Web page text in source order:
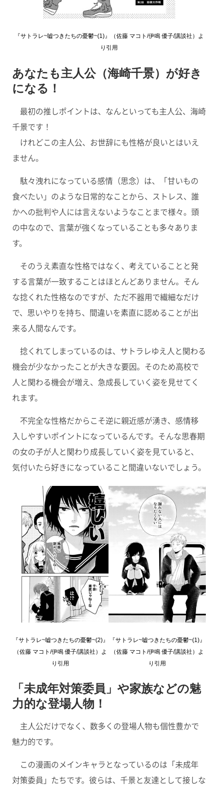
『サトラレ~嘘つきたちの憂鬱~(1)』（佐藤 マコト/伊鳴 優子/講談社）よ
り引用
あなたも主人公（海崎千景）が好き
になる！
最初の推しポイントは、なんといっても主人公、海崎
千景です！
けれどこの主人公、お世辞にも性格が良いとはいえ
ません。
駄々洩れになっている感情（思念）は、「甘いもの
食べたい」のような日常的なことから、ストレス、誰
かへの批判や人には言えないようなことまで様々。頭
の中なので、言葉が強くなっていることも多々ありま
す。
そのうえ素直な性格ではなく、考えていることと発
する言葉が一致することはほとんどありません。そん
な捻くれた性格なのですが、ただ不器用で繊細なだけ
で、思いやりを持ち、間違いを素直に認めることが出
来る人間なんです。
捻くれてしまっているのは、サトラレゆえ人と関わる
機会が少なかったことが大きな要因。そのため高校で
人と関わる機会が増え、急成長していく姿を見せてく
れます。
不完全な性格だからこそ逆に親近感が湧き、感情移
入しやすいポイントになっているんです。そんな思春期
の女の子が人と関わり成長していく姿を見ていると、
気付いたら好きになっていること間違いないでしょう。
『サトラレ~嘘つきたちの憂鬱~(2)』
（佐藤 マコト/伊鳴 優子/講談社）よ
り引用
『サトラレ~嘘つきたちの憂鬱~(1)』
（佐藤 マコト/伊鳴 優子/講談社）よ
り引用
「未成年対策委員」や家族などの魅
力的な登場人物！
主人公だけでなく、数多くの登場人物も個性豊かで
魅力的です。
この漫画のメインキャラとなっているのは「未成年
対策委員」たちです。彼らは、千景と友達として接しな